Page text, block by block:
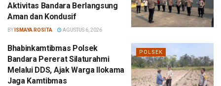
Aktivitas Bandara Berlangsung
Aman dan Kondusif
BY ISMAYA ROSITA AGUSTUS 6, 2026
POLSEK
Bhabinkamtibmas Polsek
Bandara Pererat Silaturahmi
Melalui DDS, Ajak Warga Ilokama
Jaga Kamtibmas